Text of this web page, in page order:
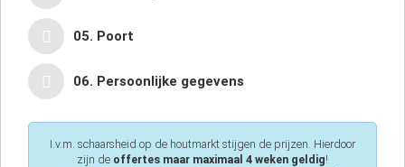
05. Poort
06. Persoonlijke gegevens
I.v.m. schaarsheid op de houtmarkt stijgen de prijzen. Hierdoor
zijn de offertes maar maximaal 4 weken geldig!